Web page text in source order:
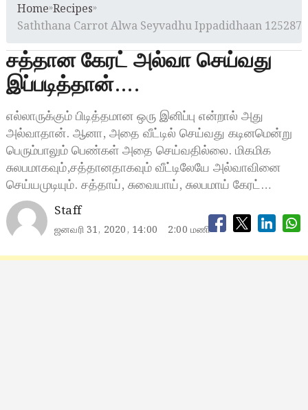
Home»Recipes»
Saththana Carrot Alwa Seyvadhu Ippadidhaan 1252871
சத்தான கேரட் அல்வா செய்வது
இப்படித்தான்….
எல்லாருக்கும் பிடித்தமான ஒரு இனிப்பு என்றால் அது
அல்வாதான். ஆனா, அதை வீட்டில் செய்வது கடினமென்று
பெரும்பாலும் பெண்கள் அதை செய்வதில்லை. மிகமிக
சுலபமாகவும்,சத்தானதாகவும் வீட்டிலேயே அல்வாவினை
செய்யமுடியும். சத்தாய், சுவையாய், சுலபமாய் கேரட்…
Staff
ஜனவரி 31, 2020, 14:00 2:00 மணி